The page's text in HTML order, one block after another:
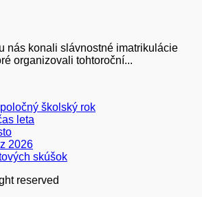
nás konali slávnostné imatrikulácie
organizovali tohtoroční...
školský rok
leta
2026
skúšok
reserved